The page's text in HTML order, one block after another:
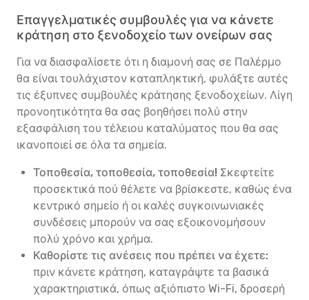
Επαγγελματικές συμβουλές για να κάνετε
κράτηση στο ξενοδοχείο των ονείρων σας
Για να διασφαλίσετε ότι η διαμονή σας σε Παλέρμο
θα είναι τουλάχιστον καταπληκτική, φυλάξτε αυτές
τις έξυπνες συμβουλές κράτησης ξενοδοχείων. Λίγη
προνοητικότητα θα σας βοηθήσει πολύ στην
εξασφάλιση του τέλειου καταλύματος που θα σας
ικανοποιεί σε όλα τα σημεία.
Τοποθεσία, τοποθεσία, τοποθεσία! Σκεφτείτε
προσεκτικά πού θέλετε να βρίσκεστε, καθώς ένα
κεντρικό σημείο ή οι καλές συγκοινωνιακές
συνδέσεις μπορούν να σας εξοικονομήσουν
πολύ χρόνο και χρήμα.
Καθορίστε τις ανέσεις που πρέπει να έχετε:
πριν κάνετε κράτηση, καταγράψτε τα βασικά
χαρακτηριστικά, όπως αξιόπιστο Wi-Fi, δροσερή